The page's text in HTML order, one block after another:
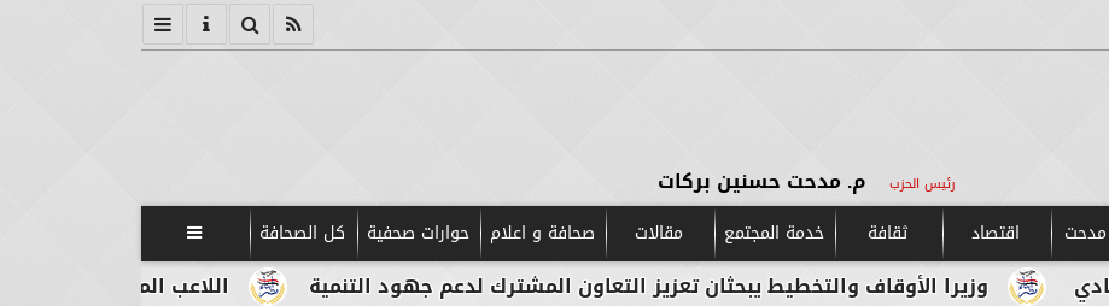
رئيس الحزب م. مدحت حسنين بركات
مدحت اقتصاد ثقافة خدمة المجتمع مقالات صحافة و اعلام حوارات صحفية كل الصحافة 
اللاعب المصري الإيطالي طه أبو الأوقاف والتخطيط يبحثان تعزيز التعاون المشترك لدعم جهود التنمية